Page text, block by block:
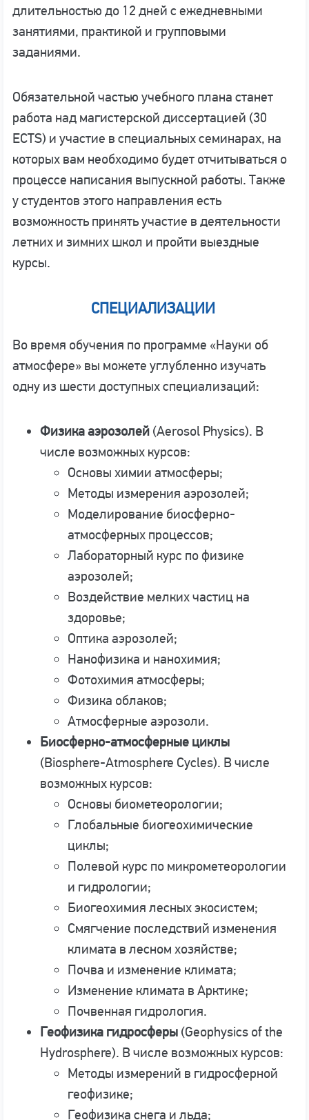
длительностью до 12 дней с ежедневными
занятиями, практикой и групповыми
заданиями.
Обязательной частью учебного плана станет
работа над магистерской диссертацией (30
ECTS) и участие в специальных семинарах, на
которых вам необходимо будет отчитываться о
процессе написания выпускной работы. Также
у студентов этого направления есть
возможность принять участие в деятельности
летних и зимних школ и пройти выездные
курсы.
СПЕЦИАЛИЗАЦИИ
Во время обучения по программе «Науки об
атмосфере» вы можете углубленно изучать
одну из шести доступных специализаций:
Физика аэрозолей (Aerosol Physics). В
числе возможных курсов:
Основы химии атмосферы;
Методы измерения аэрозолей;
Моделирование биосферно-
атмосферных процессов;
Лабораторный курс по физике
аэрозолей;
Воздействие мелких частиц на
здоровье;
Оптика аэрозолей;
Нанофизика и нанохимия;
Фотохимия атмосферы;
Физика облаков;
Атмосферные аэрозоли.
Биосферно-атмосферные циклы
(Biosphere-Atmosphere Cycles). В числе
возможных курсов:
Основы биометеорологии;
Глобальные биогеохимические
циклы;
Полевой курс по микрометеорологии
и гидрологии;
Биогеохимия лесных экосистем;
Смягчение последствий изменения
климата в лесном хозяйстве;
Почва и изменение климата;
Изменение климата в Арктике;
Почвенная гидрология.
Геофизика гидросферы (Geophysics of the
Hydrosphere). В числе возможных курсов:
Методы измерений в гидросферной
геофизике;
Геофизика снега и льда;